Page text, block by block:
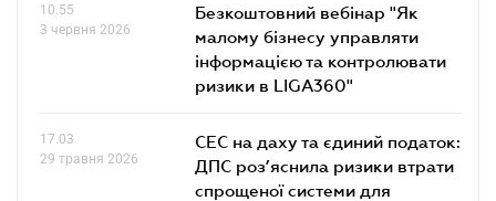
10.55
3 червня 2026
Безкоштовний вебінар "Як
малому бізнесу управляти
інформацією та контролювати
ризики в LIGA360"
17.03
29 травня 2026
СЕС на даху та єдиний податок:
ДПС роз’яснила ризики втрати
спрощеної системи для